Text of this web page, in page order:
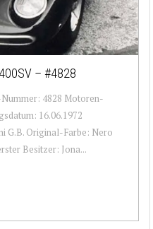
– #4828
4828 Motoren-
16.06.1972
G.B. Original-Farbe: Nero
Besitzer: Jona...